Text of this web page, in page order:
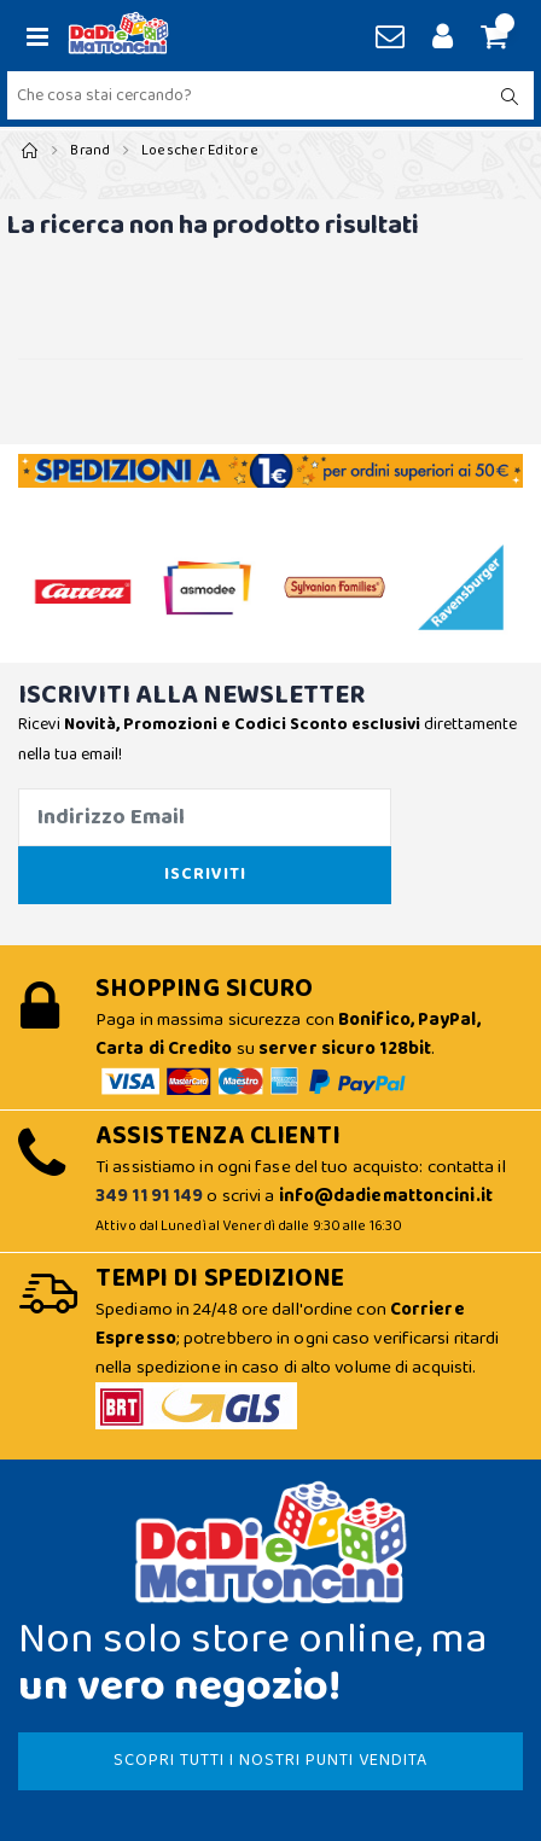
Brand Loescher Editore
La ricerca non ha prodotto risultati
ISCRIVITI ALLA NEWSLETTER
Ricevi Novità, Promozioni e Codici Sconto esclusividirettamente
nella tua email!
SHOPPING SICURO
Paga in massima sicurezza con Bonifico, PayPal,
Carta di Creditosu server sicuro 128bit.
ASSISTENZA CLIENTI
Ti assistiamo in ogni fase del tuo acquisto: contatta il
349 11 91 149o scrivi a info@dadiemattoncini.it
Attivo dal Lunedì al Venerdì dalle 9:30 alle 16:30
TEMPI DI SPEDIZIONE
Spediamo in 24/48 ore dall'ordine con Corriere
Espresso; potrebbero in ogni caso verificarsi ritardi
nella spedizione in caso di alto volume di acquisti.
Non solo store online, ma
un vero negozio!
SCOPRI TUTTI I NOSTRI PUNTI VENDITA